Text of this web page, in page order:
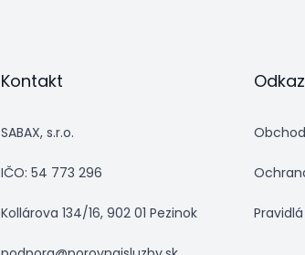
Kontakt
SABAX, s.r.o.
IČO: 54 773 296
Kollárova 134/16, 902 01 Pezinok